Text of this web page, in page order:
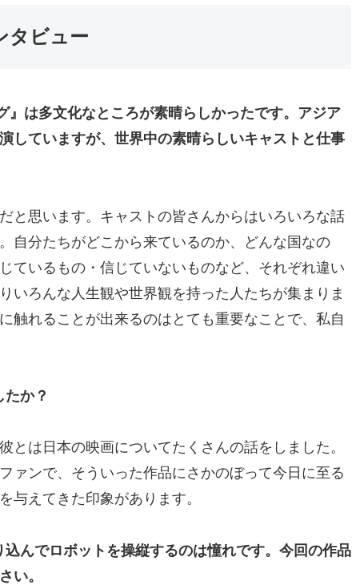
タビュー
は多文化なところが素晴らしかったです。アジア
していますが、世界中の素晴らしいキャストと仕事
と思います。キャストの皆さんからはいろいろな話
自分たちがどこから来ているのか、どんな国なの
ているもの・信じていないものなど、それぞれ違い
いろんな人生観や世界観を持った人たちが集まりま
触れることが出来るのはとても重要なことで、私自
か？
とは日本の映画についてたくさんの話をしました。
ァンで、そういった作品にさかのぼって今日に至る
与えてきた印象があります。
んでロボットを操縦するのは憧れです。今回の作品
い。